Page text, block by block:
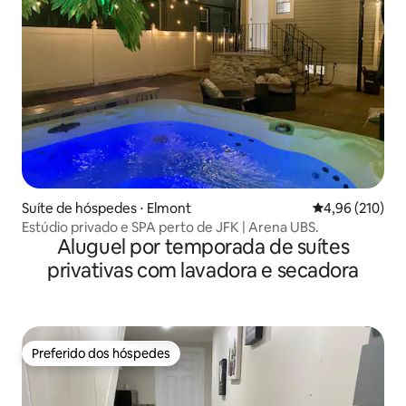
Suíte de hóspedes ⋅ Elmont 4,96 de uma
4,96 (210)
Estúdio privado e SPA perto de JFK | Arena UBS.
Aluguel por temporada de suítes
privativas com lavadora e secadora
Preferido dos hóspedes
Preferido dos hóspedes